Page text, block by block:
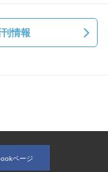
情報
ページ